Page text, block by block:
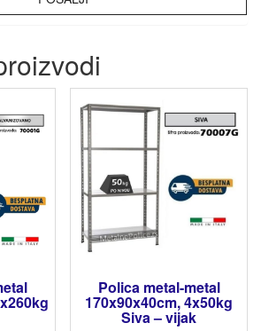
Polica metal-metal
170x90x40cm, 4x50kg
Siva – vijak